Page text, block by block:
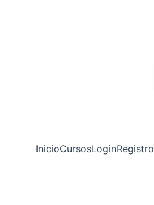
InicioCursosLoginRegistro